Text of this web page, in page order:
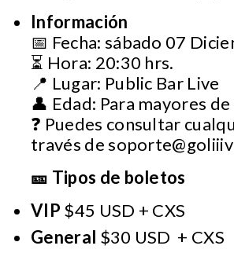
Información
📅 Fecha: sábado 07
⏳ Hora: 20:30 hrs.
📍 Lugar: Public Bar Live
👤 Edad: Para mayores
❓ Puedes consultar
través de
🎫 Tipos de boletos
VIP $45 USD + CXS
General $30 USD + CXS